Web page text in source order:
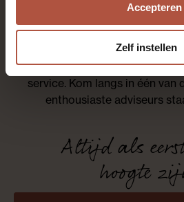
Accepteren
Zelf instellen
Roobol is al meer dan 80 jaar
raambekleding met het beste
service. Kom langs in één van
enthousiaste adviseurs
Altijd als
hoogte